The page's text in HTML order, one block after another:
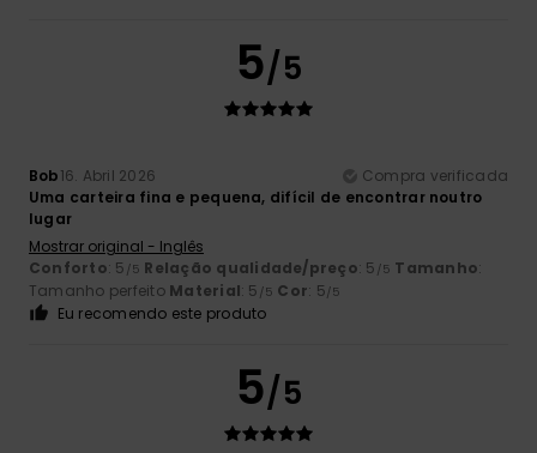
5/5
Bob16. Abril 2026
Compra verificada
Uma carteira fina e pequena, difícil de encontrar noutro
lugar
Mostrar original - Inglês
Conforto: 5 /5 Relação qualidade/preço: 5 /5 Tamanho:
Tamanho perfeito Material: 5 /5 Cor: 5/5
Eu recomendo este produto
5/5